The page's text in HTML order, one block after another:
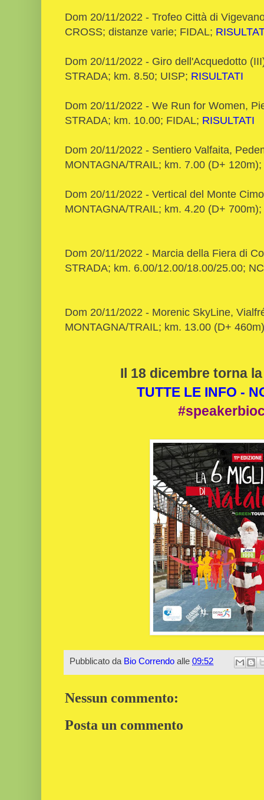
Dom 20/11/2022 - Trofeo Città di
CROSS; distanze varie; FIDAL;
Dom 20/11/2022 - Giro dell'Acquedotto
STRADA; km. 8.50; UISP; RISULTATI
Dom 20/11/2022 - We Run for Women,
STRADA; km. 10.00; FIDAL; RISULTATI
Dom 20/11/2022 - Sentiero Valfaita,
MONTAGNA/TRAIL; km. 7.00 (D+
Dom 20/11/2022 - Vertical del Monte
MONTAGNA/TRAIL; km. 4.20 (D+
Dom 20/11/2022 - Marcia della Fiera di
STRADA; km. 6.00/12.00/18.00/25.00;
Dom 20/11/2022 - Morenic SkyLine,
MONTAGNA/TRAIL; km. 13.00 (D+
Il 18 dicembre torna
TUTTE LE INFO -
Pubblicato da Bio Correndo alle 09:52
Nessun commento:
Posta un commento